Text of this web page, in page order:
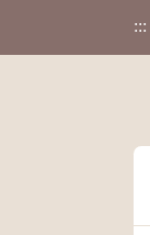
:::